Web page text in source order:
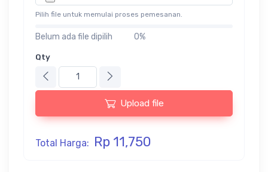
Pilih file untuk memulai proses pemesanan.
0%
Belum ada file dipilih
Qty
Upload file
Total Harga: Rp 11,750